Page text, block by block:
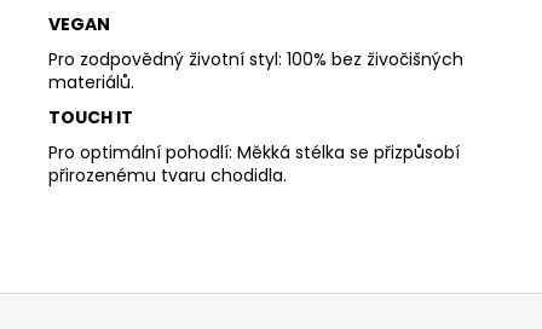
VEGAN
Pro zodpovědný životní styl: 100% bez živočišných
materiálů.
TOUCH IT
Pro optimální pohodlí: Měkká stélka se přizpůsobí
přirozenému tvaru chodidla.
Z